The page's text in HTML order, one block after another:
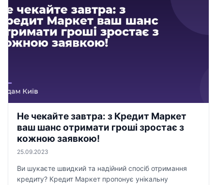
Не чекайте завтра: з Кредит Маркет
ваш шанс отримати гроші зростає з
кожною заявкою!
25.09.2023
Ви шукаєте швидкий та надійний спосіб отримання
кредиту? Кредит Маркет пропонує унікальну